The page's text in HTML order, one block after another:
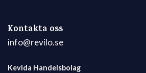
Kontakta oss
info@revilo.se
Kevida Handelsbolag